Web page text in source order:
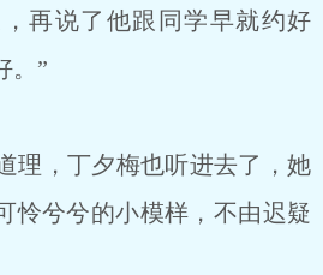
再说了他跟同学早就约好
。”
理，丁夕梅也听进去了，她
怜兮兮的小模样，不由迟疑